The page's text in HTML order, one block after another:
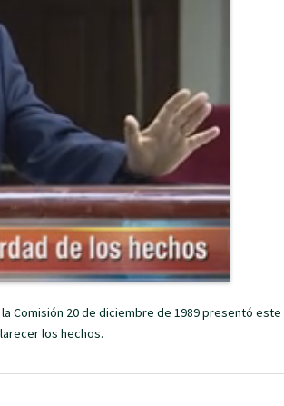
Comisión 20 de diciembre de 1989 presentó este
los hechos.